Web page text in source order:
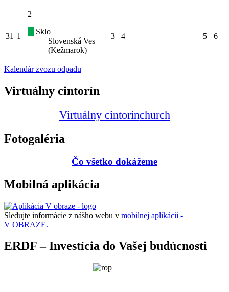
31 1
2
Sklo
Slovenská Ves
(Kežmarok)
3 4 5 6
Kalendár zvozu odpadu
Virtuálny cintorín
Virtuálny cintorínchurch
Fotogaléria
Čo všetko dokážeme
Mobilná aplikácia
Sledujte informácie z nášho webu v mobilnej aplikácii -
V OBRAZE.
ERDF – Investícia do Vašej budúcnosti